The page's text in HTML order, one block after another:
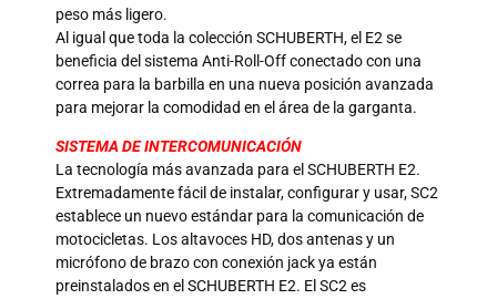
peso más ligero.
Al igual que toda la colección SCHUBERTH, el E2 se
beneficia del sistema Anti-Roll-Off conectado con una
correa para la barbilla en una nueva posición avanzada
para mejorar la comodidad en el área de la garganta.
SISTEMA DE INTERCOMUNICACIÓN
La tecnología más avanzada para el SCHUBERTH E2.
Extremadamente fácil de instalar, configurar y usar, SC2
establece un nuevo estándar para la comunicación de
motocicletas. Los altavoces HD, dos antenas y un
micrófono de brazo con conexión jack ya están
preinstalados en el SCHUBERTH E2. El SC2 es